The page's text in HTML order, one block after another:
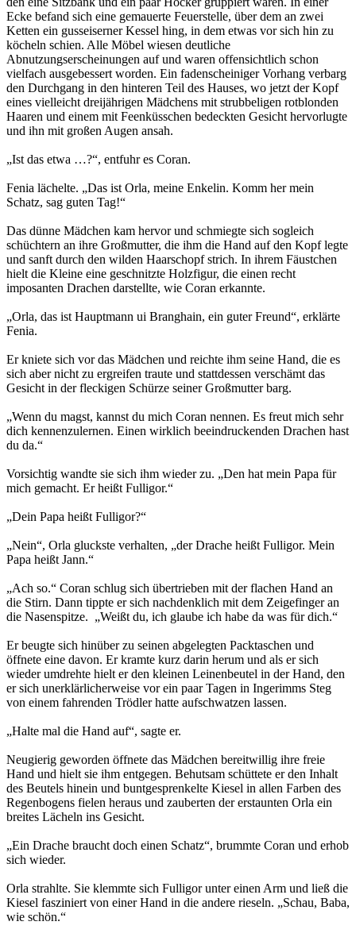
Ecke befand sich eine gemauerte Feuerstelle, über dem an zwei
Ketten ein gusseiserner Kessel hing, in dem etwas vor sich hin zu
köcheln schien. Alle Möbel wiesen deutliche
Abnutzungserscheinungen auf und waren offensichtlich schon
vielfach ausgebessert worden. Ein fadenscheiniger Vorhang verbarg
den Durchgang in den hinteren Teil des Hauses, wo jetzt der Kopf
eines vielleicht dreijährigen Mädchens mit strubbeligen rotblonden
Haaren und einem mit Feenküsschen bedeckten Gesicht hervorlugte
und ihn mit großen Augen ansah.
„Ist das etwa …?“, entfuhr es Coran.
Fenia lächelte. „Das ist Orla, meine Enkelin. Komm her mein
Schatz, sag guten Tag!“
Das dünne Mädchen kam hervor und schmiegte sich sogleich
schüchtern an ihre Großmutter, die ihm die Hand auf den Kopf legte
und sanft durch den wilden Haarschopf strich. In ihrem Fäustchen
hielt die Kleine eine geschnitzte Holzfigur, die einen recht
imposanten Drachen darstellte, wie Coran erkannte.
„Orla, das ist Hauptmann ui Branghain, ein guter Freund“, erklärte
Fenia.
Er kniete sich vor das Mädchen und reichte ihm seine Hand, die es
sich aber nicht zu ergreifen traute und stattdessen verschämt das
Gesicht in der fleckigen Schürze seiner Großmutter barg.
„Wenn du magst, kannst du mich Coran nennen. Es freut mich sehr
dich kennenzulernen. Einen wirklich beeindruckenden Drachen hast
du da.“
Vorsichtig wandte sie sich ihm wieder zu. „Den hat mein Papa für
mich gemacht. Er heißt Fulligor.“
„Dein Papa heißt Fulligor?“
„Nein“, Orla gluckste verhalten, „der Drache heißt Fulligor. Mein
Papa heißt Jann.“
„Ach so.“ Coran schlug sich übertrieben mit der flachen Hand an
die Stirn. Dann tippte er sich nachdenklich mit dem Zeigefinger an
die Nasenspitze. „Weißt du, ich glaube ich habe da was für dich.“
Er beugte sich hinüber zu seinen abgelegten Packtaschen und
öffnete eine davon. Er kramte kurz darin herum und als er sich
wieder umdrehte hielt er den kleinen Leinenbeutel in der Hand, den
er sich unerklärlicherweise vor ein paar Tagen in Ingerimms Steg
von einem fahrenden Trödler hatte aufschwatzen lassen.
„Halte mal die Hand auf“, sagte er.
Neugierig geworden öffnete das Mädchen bereitwillig ihre freie
Hand und hielt sie ihm entgegen. Behutsam schüttete er den Inhalt
des Beutels hinein und buntgesprenkelte Kiesel in allen Farben des
Regenbogens fielen heraus und zauberten der erstaunten Orla ein
breites Lächeln ins Gesicht.
„Ein Drache braucht doch einen Schatz“, brummte Coran und erhob
sich wieder.
Orla strahlte. Sie klemmte sich Fulligor unter einen Arm und ließ die
Kiesel fasziniert von einer Hand in die andere rieseln. „Schau, Baba,
wie schön.“